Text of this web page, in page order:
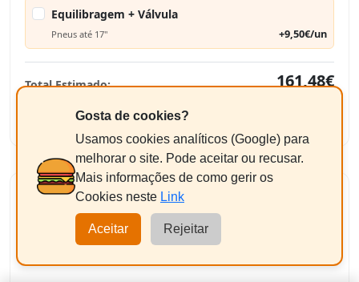
Equilibragem + Válvula
Pneus até 17" +9,50€/un
Total Estimado:
161,48€
+
PIRELLI POWERGY
235/65 R17 108V
Gosta de cookies?
Usamos cookies analíticos (Google) para
melhorar o site. Pode aceitar ou recusar.
Mais informações de como gerir os
Cookies neste Link
Aceitar Rejeitar